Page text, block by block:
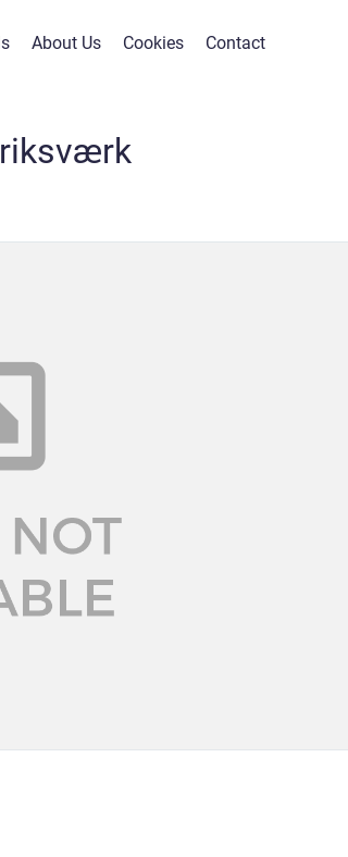
About Us Cookies Contact